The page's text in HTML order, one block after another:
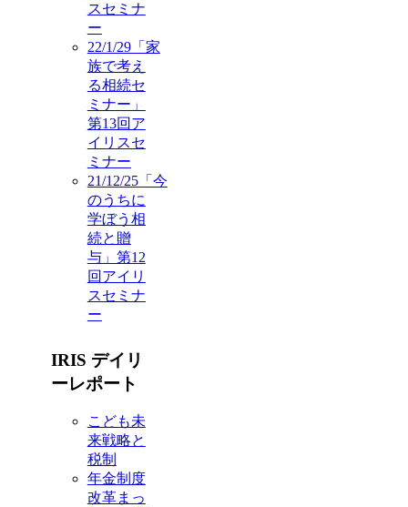
スセミナ
ー
22/1/29「家
族で考え
る相続セ
ミナー」
第13回ア
イリスセ
ミナー
21/12/25「今
のうちに
学ぼう相
続と贈
与」第12
回アイリ
スセミナ
ー
IRIS デイリ
ーレポート
こども未
来戦略と
税制
年金制度
改革まっ